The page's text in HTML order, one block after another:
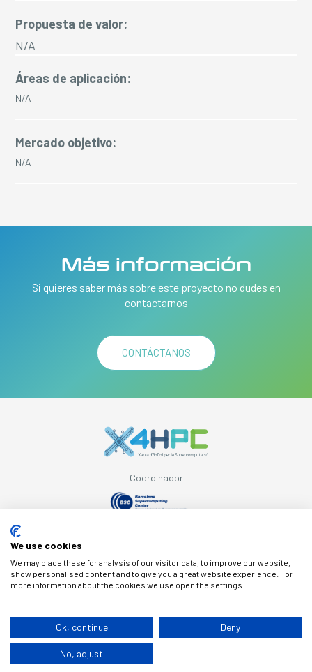
Propuesta de valor:
N/A
Áreas de aplicación:
N/A
Mercado objetivo:
N/A
Más información
Si quieres saber más sobre este proyecto no dudes en
contactarnos
CONTÁCTANOS
Coordinador
Aviso legal Cookies
We use cookies
We may place these for analysis of our visitor data, to improve our website,
show personalised content and to give you a great website experience. For
more information about the cookies we use open the settings.
Ok, continue Deny
No, adjust